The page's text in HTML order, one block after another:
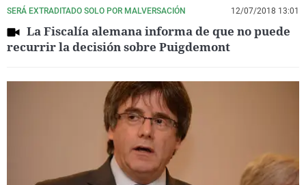
SERÁ EXTRADITADO SOLO POR MALVERSACIÓN 12/07/2018 13:01
La Fiscalía alemana informa de que no puede
recurrir la decisión sobre Puigdemont